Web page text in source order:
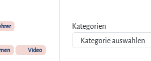
Video
Kategorien